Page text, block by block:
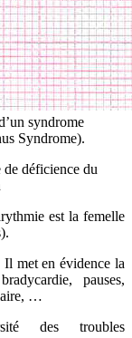
syndrome
Syndrome).
déficience du
est la femelle
Il met en évidence la
pauses,
…
des troubles